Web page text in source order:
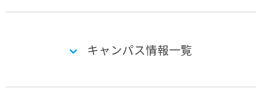
キャンパス情報一覧